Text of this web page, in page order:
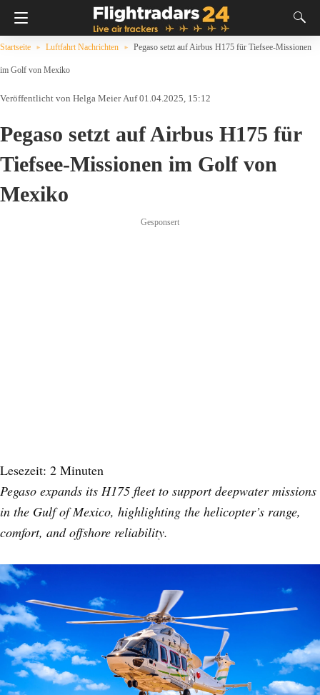
Startseite Luftfahrt Nachrichten Pegaso setzt auf Airbus H175 für Tiefsee-Missionen
im Golf von Mexiko
Helga Meier Auf 01.04.2025, 15:12
Pegaso setzt auf Airbus H175 für
Tiefsee-Missionen im Golf von
Mexiko
Gesponsert
Lesezeit: 2 Minuten
Pegaso expands its H175 fleet to support deepwater missions
in the Gulf of Mexico, highlighting the helicopter’s range,
comfort, and offshore reliability.